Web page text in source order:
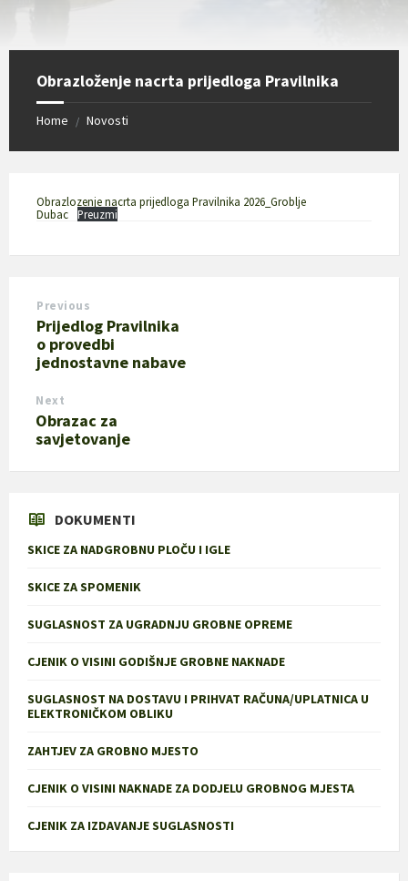
Obrazloženje nacrta prijedloga Pravilnika
Home / Novosti
Obrazlozenje nacrta prijedloga Pravilnika 2026_Groblje
Dubac
Preuzmi
Previous
Prijedlog Pravilnika
o provedbi
jednostavne nabave
Next
Obrazac za
savjetovanje
DOKUMENTI
SKICE ZA NADGROBNU PLOČU I IGLE
SKICE ZA SPOMENIK
SUGLASNOST ZA UGRADNJU GROBNE OPREME
CJENIK O VISINI GODIŠNJE GROBNE NAKNADE
SUGLASNOST NA DOSTAVU I PRIHVAT RAČUNA/UPLATNICA U
ELEKTRONIČKOM OBLIKU
ZAHTJEV ZA GROBNO MJESTO
CJENIK O VISINI NAKNADE ZA DODJELU GROBNOG MJESTA
CJENIK ZA IZDAVANJE SUGLASNOSTI